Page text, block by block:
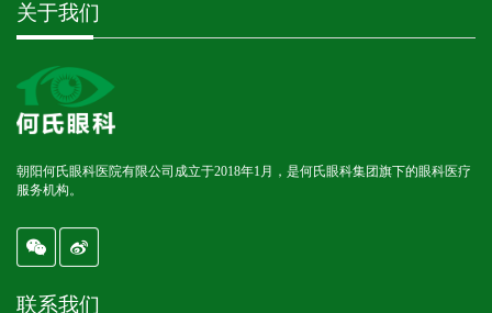
关于我们
朝阳何氏眼科医院有限公司成立于2018年1月，是何氏眼科集团旗下的眼科医疗
服务机构。
联系我们